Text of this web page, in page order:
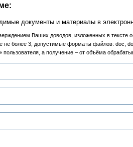
документы и материалы в
Ваших доводов, изложенных в тексте
более 3, допустимые форматы файлов: doc,
пользователя, а получение – от объёма